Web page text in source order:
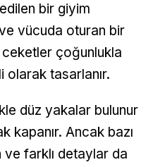
bir giyim
vücuda oturan bir
çoğunlukla
tasarlanır.
düz yakalar bulunur
kapanır. Ancak bazı
farklı detaylar da